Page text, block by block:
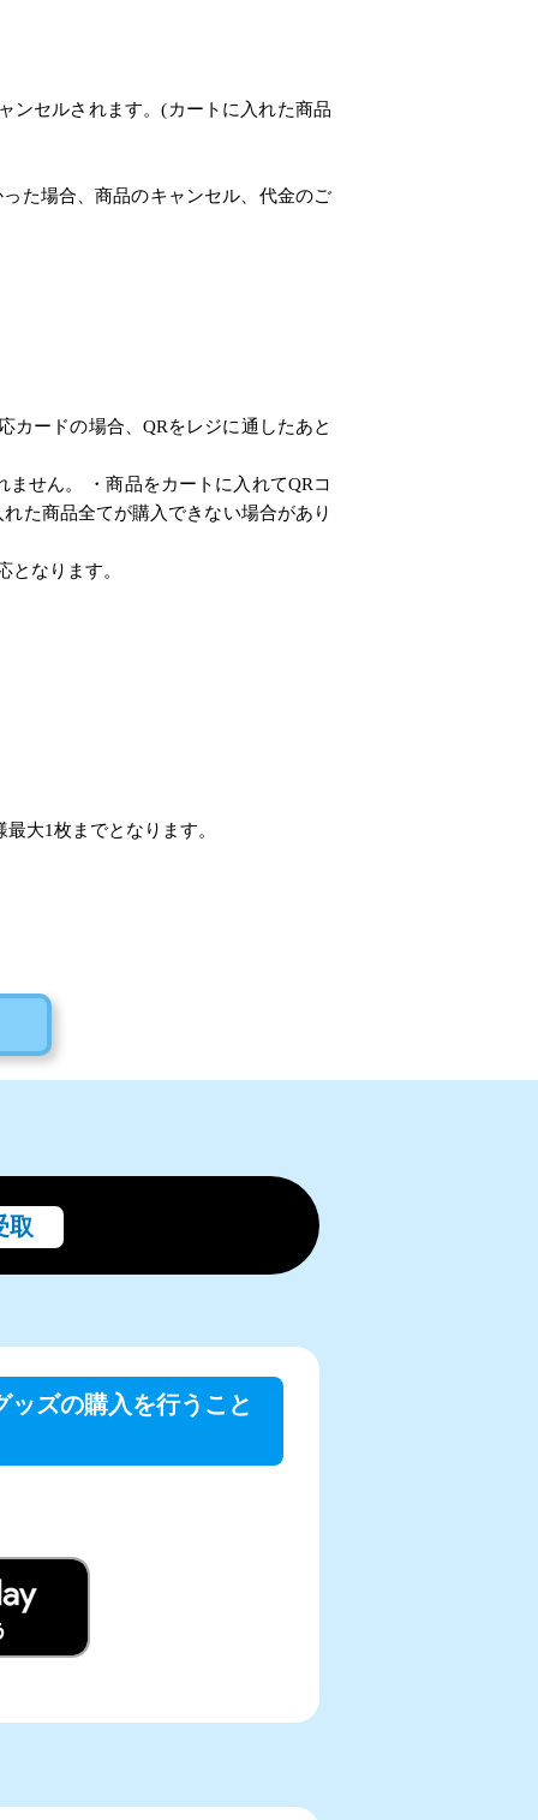
ンセルされます。(カートに入れた商品
た場合、商品のキャンセル、代金のご
カードの場合、QRをレジに通したあと
せん。 ・商品をカートに入れてQRコ
た商品全てが購入できない場合があり
なります。
大1枚までとなります。
取
ズの購入を行うこと